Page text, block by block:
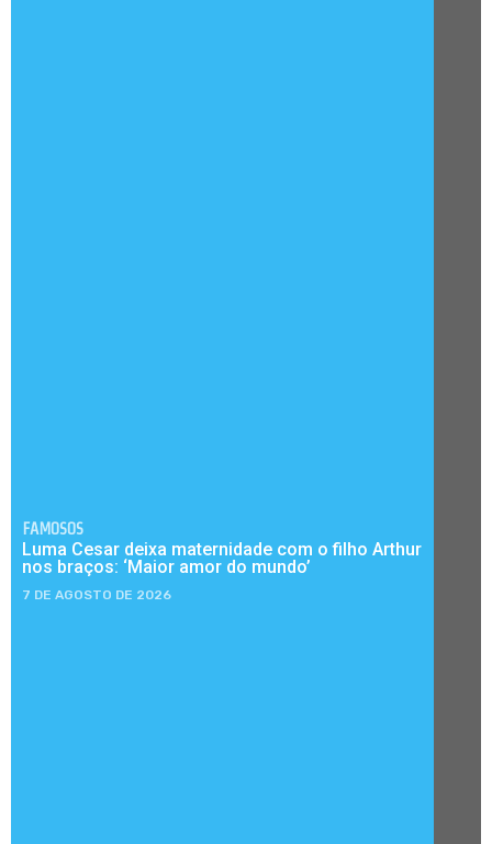
FAMOSOS
Luma Cesar deixa maternidade com o filho Arthur
nos braços: ‘Maior amor do mundo’
7 DE AGOSTO DE 2026